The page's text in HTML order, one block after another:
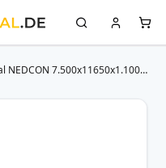
NEDCON 7.500x11650x1.100